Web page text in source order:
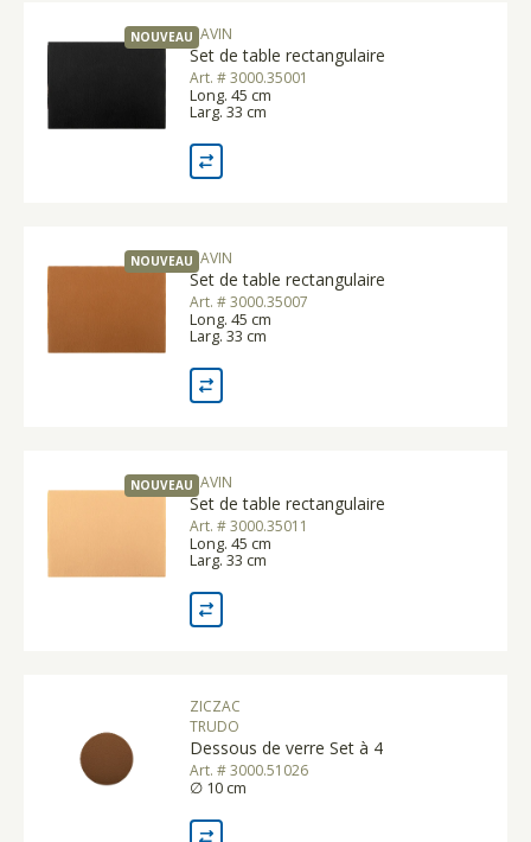
NOUVEAUGAVIN
Set de table rectangulaire
Art. # 3000.35001
Long. 45 cm
Larg. 33 cm
NOUVEAUGAVIN
Set de table rectangulaire
Art. # 3000.35007
Long. 45 cm
Larg. 33 cm
NOUVEAUGAVIN
Set de table rectangulaire
Art. # 3000.35011
Long. 45 cm
Larg. 33 cm
ZICZAC
TRUDO
Dessous de verre Set à 4
Art. # 3000.51026
∅ 10 cm